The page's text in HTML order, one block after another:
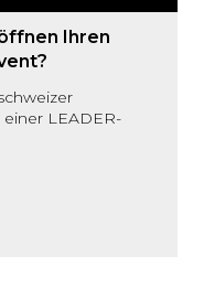
Ihren
LEADER-